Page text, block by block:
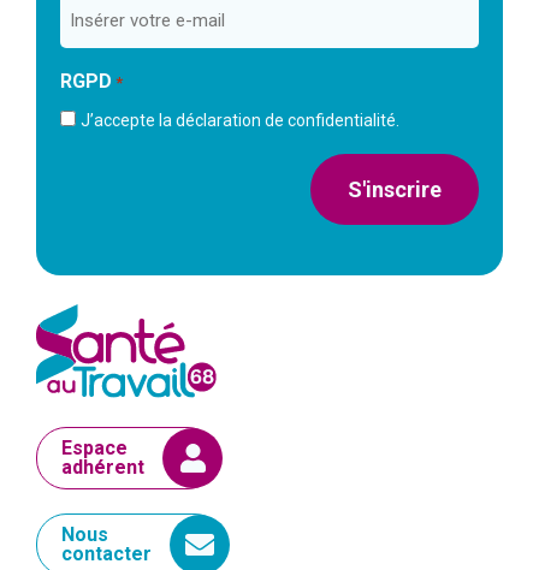
RGPD *
J’accepte la déclaration de confidentialité.
S'inscrire
Espace
adhérent
Nous
contacter